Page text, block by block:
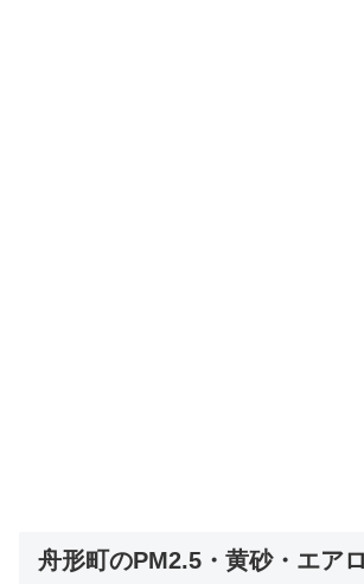
舟形町のPM2.5・黄砂・エア